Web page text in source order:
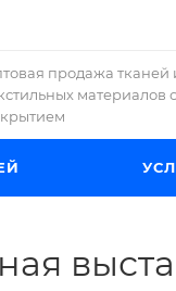
продажа тканей
материалов с